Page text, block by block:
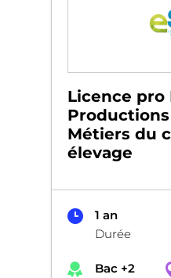
Licence pro
Métiers du
élevage
1 an
Durée
Bac +2